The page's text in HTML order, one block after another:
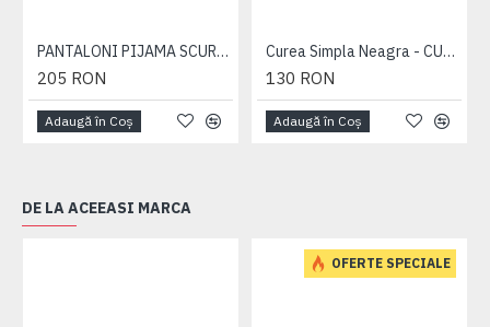
PANTALONI PIJAMA SCURTI BLEUMARIN – PACHET 2 BUCATI - 2XL 3XL 4XL 5XL 6XL
205 RON
Adaugă în Coş
Curea Simpla Neagra - CUREA PLAIN NEAGRA - 2XL 3XL 4XL 5XL 6XL 7XL
130 RON
Adaugă în Coş
DE LA ACEEASI MARCA
OFERTE SPECIALE